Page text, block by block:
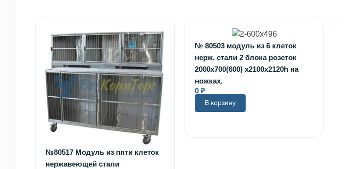
№80517 Модуль из пяти клеток
нержавеющей стали
№ 80503 модуль из 6 клеток
нерж. стали 2 блока розеток
2000х700(600) х2100х2120h на
ножках.
0 ₽
В корзину